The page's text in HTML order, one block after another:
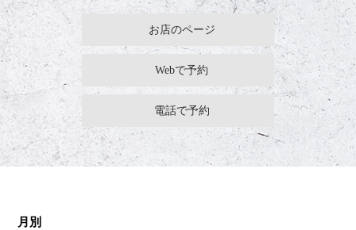
お店のページ
Webで予約
電話で予約
月別